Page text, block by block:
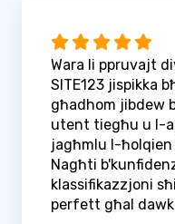
Wara li ppruvajt
SITE123 jispikka
għadhom jibdew
utent tiegħu u l-
jagħmlu l-
Nagħti
klassifikazzjoni
perfett għal